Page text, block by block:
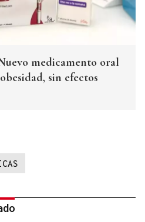
medicamento oral
sin efectos